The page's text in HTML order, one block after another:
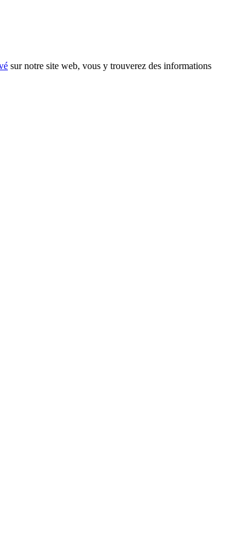
sur notre site web, vous y trouverez des informations